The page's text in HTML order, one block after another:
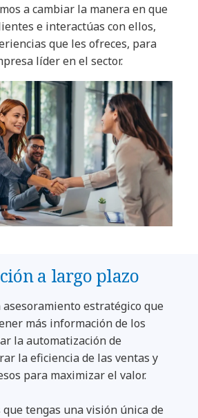
a cambiar la manera en que
e interactúas con ellos,
que les ofreces, para
líder en el sector.
a largo plazo
asesoramiento estratégico que
más información de los
la automatización de
la eficiencia de las ventas y
para maximizar el valor.
tengas una visión única de